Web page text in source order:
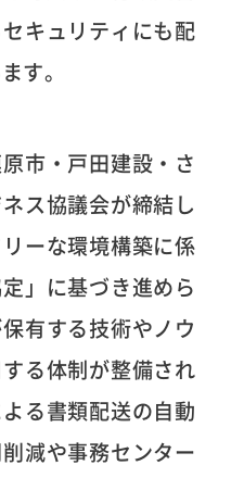
キュリティにも配
す。
市・戸田建設・さ
ス協議会が締結し
ーな環境構築に係
」に基づき進めら
有する技術やノウ
る体制が整備され
る書類配送の自動
減や事務センター